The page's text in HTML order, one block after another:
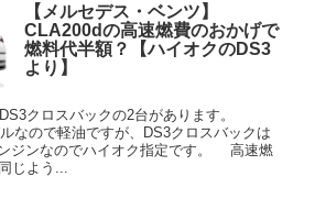
【メルセデス・ベンツ】
CLA200dの高速燃費のおかげで
燃料代半額？【ハイオクのDS3
より】
クロスバックの2台があります。
なので軽油ですが、DS3クロスバックは
ジンなのでハイオク指定です。 高速燃
じよう...